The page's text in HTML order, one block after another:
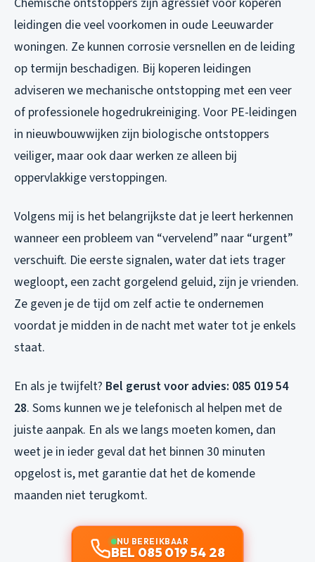
leidingen die veel voorkomen in oude Leeuwarder
woningen. Ze kunnen corrosie versnellen en de leiding
op termijn beschadigen. Bij koperen leidingen
adviseren we mechanische ontstopping met een veer
of professionele hogedrukreiniging. Voor PE-leidingen
in nieuwbouwwijken zijn biologische ontstoppers
veiliger, maar ook daar werken ze alleen bij
oppervlakkige verstoppingen.
Volgens mij is het belangrijkste dat je leert herkennen
wanneer een probleem van “vervelend” naar “urgent”
verschuift. Die eerste signalen, water dat iets trager
wegloopt, een zacht gorgelend geluid, zijn je vrienden.
Ze geven je de tijd om zelf actie te ondernemen
voordat je midden in de nacht met water tot je enkels
staat.
En als je twijfelt? Bel gerust voor advies: 085 019 54
28. Soms kunnen we je telefonisch al helpen met de
juiste aanpak. En als we langs moeten komen, dan
weet je in ieder geval dat het binnen 30 minuten
opgelost is, met garantie dat het de komende
maanden niet terugkomt.
NU BEREIKBAAR
BEL 085 019 54 28